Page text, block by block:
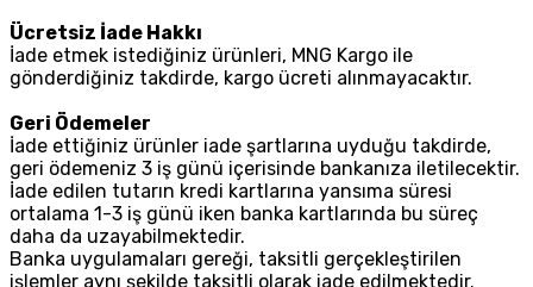
Ücretsiz İade Hakkı
İade etmek istediğiniz ürünleri, MNG Kargo ile
gönderdiğiniz takdirde, kargo ücreti alınmayacaktır.
Geri Ödemeler
İade ettiğiniz ürünler iade şartlarına uyduğu takdirde,
geri ödemeniz 3 iş günü içerisinde bankanıza iletilecektir.
İade edilen tutarın kredi kartlarına yansıma süresi
ortalama 1-3 iş günü iken banka kartlarında bu süreç
daha da uzayabilmektedir.
Banka uygulamaları gereği, taksitli gerçekleştirilen
işlemler aynı şekilde taksitli olarak iade edilmektedir.